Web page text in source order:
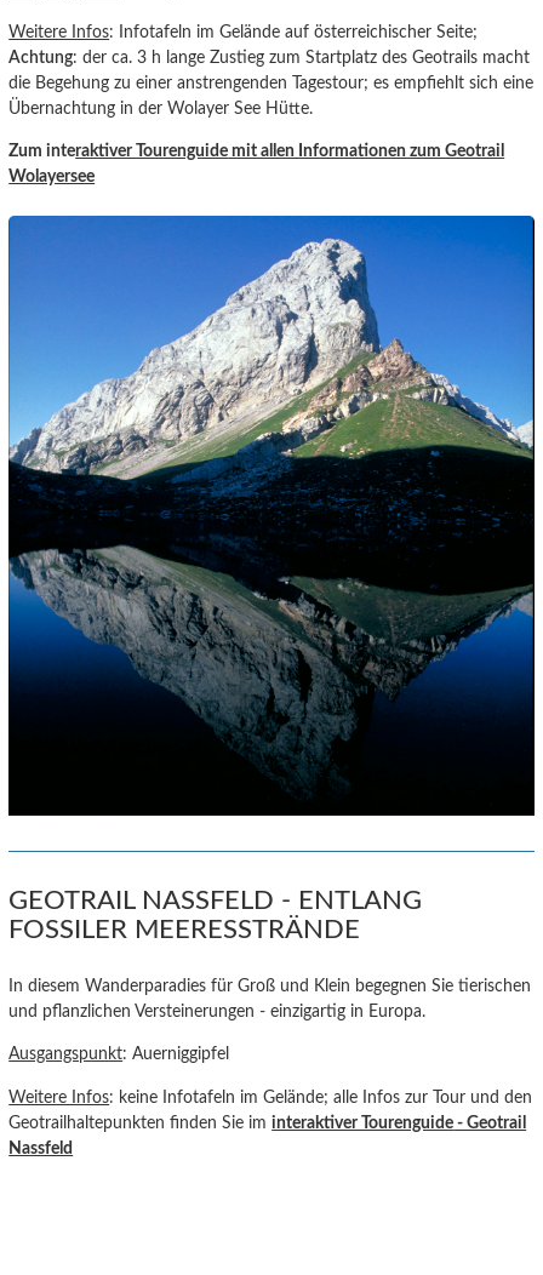
Weitere Infos: Infotafeln im Gelände auf österreichischer Seite;
Achtung: der ca. 3 h lange Zustieg zum Startplatz des Geotrails macht
die Begehung zu einer anstrengenden Tagestour; es empfiehlt sich eine
Übernachtung in der Wolayer See Hütte.
Zum interaktiver Tourenguide mit allen Informationen zum Geotrail
Wolayersee
GEOTRAIL NASSFELD - ENTLANG
FOSSILER MEERESSTRÄNDE
In diesem Wanderparadies für Groß und Klein begegnen Sie tierischen
und pflanzlichen Versteinerungen - einzigartig in Europa.
Ausgangspunkt: Auerniggipfel
Weitere Infos: keine Infotafeln im Gelände; alle Infos zur Tour und den
Geotrailhaltepunkten finden Sie iminteraktiver Tourenguide - Geotrail
Nassfeld